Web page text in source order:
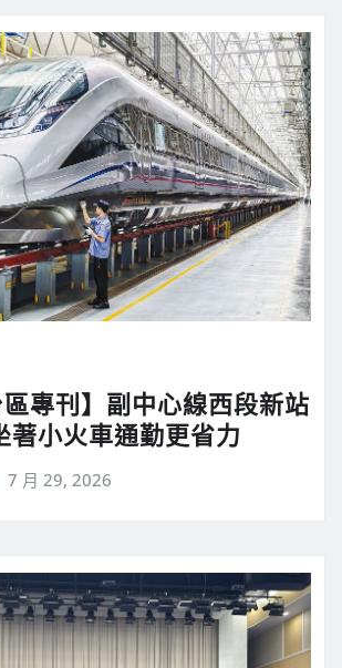
區專刊】副中心線西段新站
著小火車通勤更省力
7 月 29, 2026